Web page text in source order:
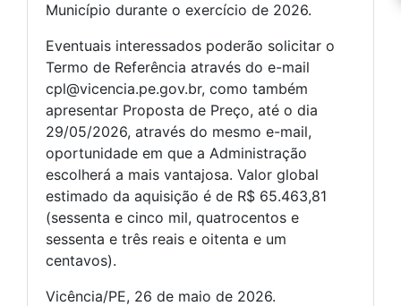
Município durante o exercício de 2026.
Eventuais interessados poderão solicitar o
Termo de Referência através do e-mail
cpl@vicencia.pe.gov.br, como também
apresentar Proposta de Preço, até o dia
29/05/2026, através do mesmo e-mail,
oportunidade em que a Administração
escolherá a mais vantajosa. Valor global
estimado da aquisição é de R$ 65.463,81
(sessenta e cinco mil, quatrocentos e
sessenta e três reais e oitenta e um
centavos).
Vicência/PE, 26 de maio de 2026.